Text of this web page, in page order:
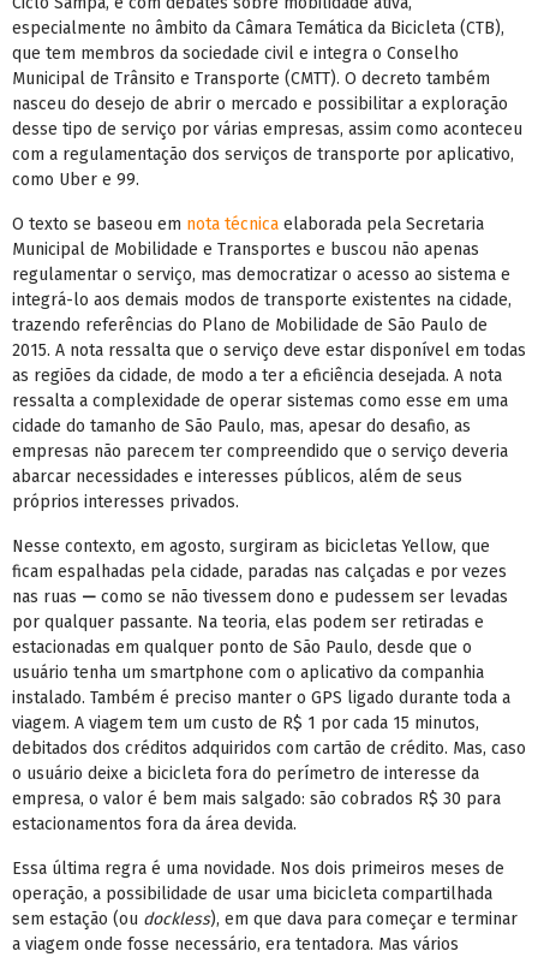
especialmente no âmbito da Câmara Temática da Bicicleta (CTB),
que tem membros da sociedade civil e integra o Conselho
Municipal de Trânsito e Transporte (CMTT). O decreto também
nasceu do desejo de abrir o mercado e possibilitar a exploração
desse tipo de serviço por várias empresas, assim como aconteceu
com a regulamentação dos serviços de transporte por aplicativo,
como Uber e 99.
O texto se baseou em nota técnica elaborada pela Secretaria
Municipal de Mobilidade e Transportes e buscou não apenas
regulamentar o serviço, mas democratizar o acesso ao sistema e
integrá-lo aos demais modos de transporte existentes na cidade,
trazendo referências do Plano de Mobilidade de São Paulo de
2015. A nota ressalta que o serviço deve estar disponível em todas
as regiões da cidade, de modo a ter a eficiência desejada. A nota
ressalta a complexidade de operar sistemas como esse em uma
cidade do tamanho de São Paulo, mas, apesar do desafio, as
empresas não parecem ter compreendido que o serviço deveria
abarcar necessidades e interesses públicos, além de seus
próprios interesses privados.
Nesse contexto, em agosto, surgiram as bicicletas Yellow, que
ficam espalhadas pela cidade, paradas nas calçadas e por vezes
nas ruas — como se não tivessem dono e pudessem ser levadas
por qualquer passante. Na teoria, elas podem ser retiradas e
estacionadas em qualquer ponto de São Paulo, desde que o
usuário tenha um smartphone com o aplicativo da companhia
instalado. Também é preciso manter o GPS ligado durante toda a
viagem. A viagem tem um custo de R$ 1 por cada 15 minutos,
debitados dos créditos adquiridos com cartão de crédito. Mas, caso
o usuário deixe a bicicleta fora do perímetro de interesse da
empresa, o valor é bem mais salgado: são cobrados R$ 30 para
estacionamentos fora da área devida.
Essa última regra é uma novidade. Nos dois primeiros meses de
operação, a possibilidade de usar uma bicicleta compartilhada
sem estação (ou dockless), em que dava para começar e terminar
a viagem onde fosse necessário, era tentadora. Mas vários